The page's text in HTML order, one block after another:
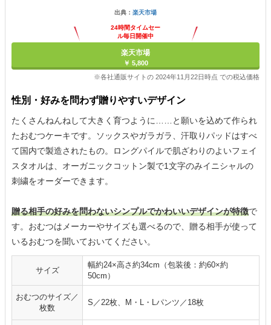
出典： 楽天市場
24時間タイムセー
ル毎日開催中
楽天市場
￥ 5,800
※各社通販サイトの 2024年11月22日時点 での税込価格
性別・好みを問わず贈りやすいデザイン
たくさんねんねして大きく育つように……と願いを込めて作られ
たおむつケーキです。ソックスやガラガラ、汗取りパッドはすべ
て国内で製造されたもの。ロングパイルで肌ざわりのよいフェイ
スタオルは、オーガニックコットン製で1文字のみイニシャルの
刺繍をオーダーできます。
贈る相手の好みを問わないシンプルでかわいいデザインが特徴で
す。おむつはメーカーやサイズも選べるので、贈る相手が使って
いるおむつを聞いておいてください。
サイズ
幅約24×高さ約34cm（包装後：約60×約
50cm）
おむつのサイズ／
枚数
S／22枚、M・L・Lパンツ／18枚